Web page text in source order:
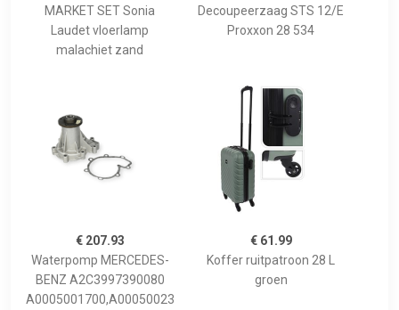
MARKET SET Sonia
Laudet vloerlamp
malachiet zand
Decoupeerzaag STS 12/E
Proxxon 28 534
€ 207.93
Waterpomp MERCEDES-
BENZ A2C3997390080
A0005001700,A00050023
€ 61.99
Koffer ruitpatroon 28 L
groen